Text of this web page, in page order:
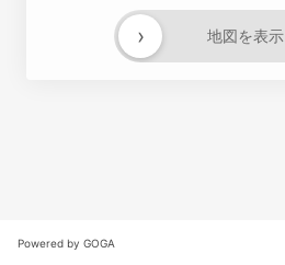
地図を表示
›
Powered by GOGA